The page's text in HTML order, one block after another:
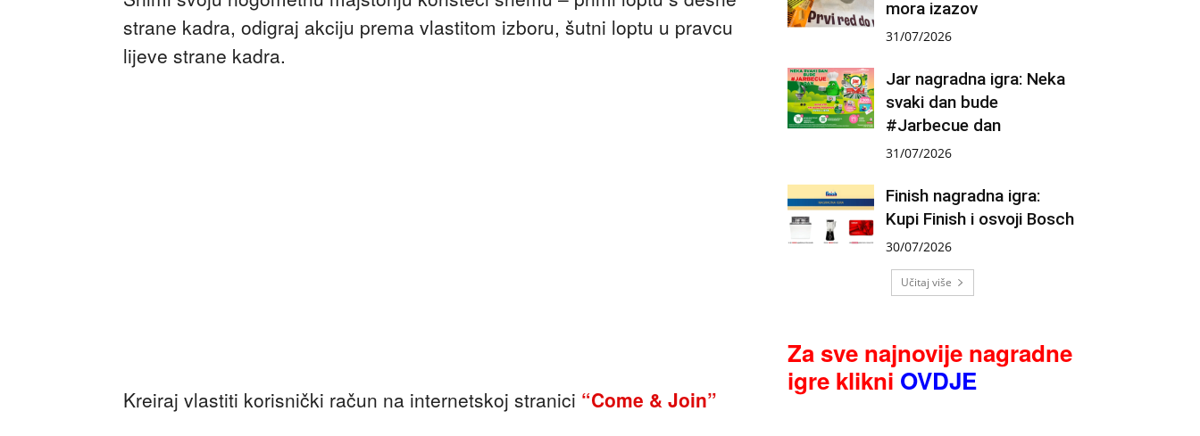
strane kadra, odigraj akciju prema vlastitom izboru, šutni loptu u pravcu
lijeve strane kadra.
Kreiraj vlastiti korisnički račun na internetskoj stranici “Come & Join”
mora izazov
31/07/2026
Jar nagradna igra: Neka
svaki dan bude
#Jarbecue dan
31/07/2026
Finish nagradna igra:
Kupi Finish i osvoji Bosch
30/07/2026
Učitaj više
Za sve najnovije nagradne
igre klikni OVDJE